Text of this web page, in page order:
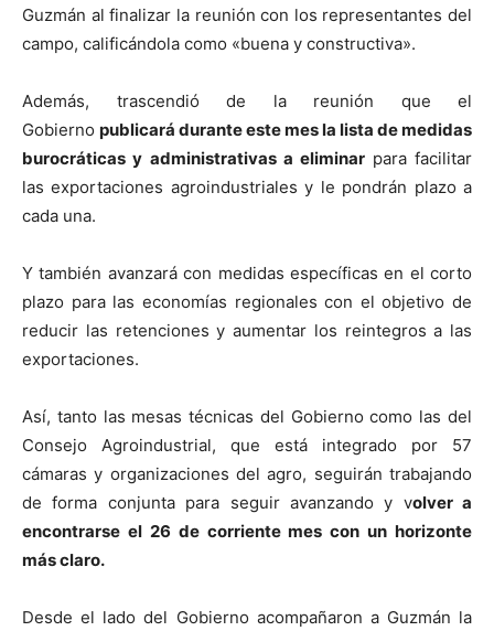
Guzmán al finalizar la reunión con los representantes del
campo, calificándola como «buena y constructiva».
Además, trascendió de la reunión que el
Gobierno publicará durante este mes la lista de medidas
burocráticas y administrativas a eliminar para facilitar
las exportaciones agroindustriales y le pondrán plazo a
cada una.
Y también avanzará con medidas específicas en el corto
plazo para las economías regionales con el objetivo de
reducir las retenciones y aumentar los reintegros a las
exportaciones.
Así, tanto las mesas técnicas del Gobierno como las del
Consejo Agroindustrial, que está integrado por 57
cámaras y organizaciones del agro, seguirán trabajando
de forma conjunta para seguir avanzando y volver a
encontrarse el 26 de corriente mes con un horizonte
más claro.
Desde el lado del Gobierno acompañaron a Guzmán la